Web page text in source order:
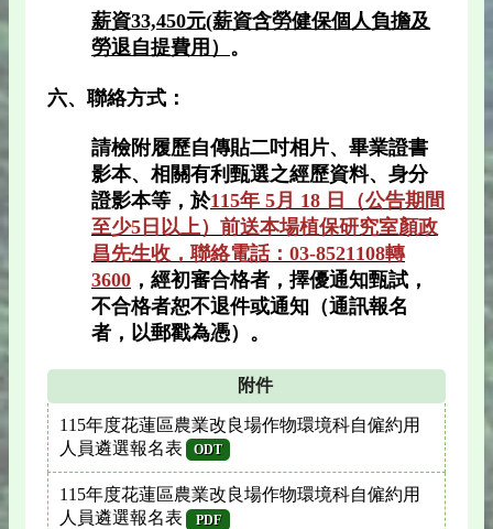
薪資33,450元(薪資含勞健保個人負擔及
勞退自提費用） 。
六、聯絡方式：
請檢附履歷自傳貼二吋相片、畢業證書
影本、相關有利甄選之經歷資料、身分
證影本等，於115年 5月 18 日（公告期間
至少5日以上）前送本場植保研究室顏政
昌先生收，聯絡電話：03-8521108轉
3600 ，經初審合格者，擇優通知甄試，
不合格者恕不退件或通知（通訊報名
者，以郵戳為憑）。
附件
115年度花蓮區農業改良場作物環境科自僱約用
人員遴選報名表
ODT
115年度花蓮區農業改良場作物環境科自僱約用
人員遴選報名表
PDF